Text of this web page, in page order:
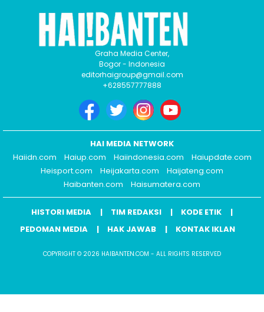
Graha Media Center,
Bogor - Indonesia
editorhaigroup@gmail.com
+628557777888
HAI MEDIA NETWORK
Haiidn.com
Haiup.com Haiindonesia.com
Haiupdate.com
Heisport.com
Heijakarta.com
Haijateng.com
Haibanten.com
Haisumatera.com
HISTORI MEDIA TIM REDAKSI
KODE ETIK
PEDOMAN MEDIA
HAK JAWAB KONTAK IKLAN
COPYRIGHT © 2026 HAIBANTEN.COM - ALL RIGHTS RESERVED